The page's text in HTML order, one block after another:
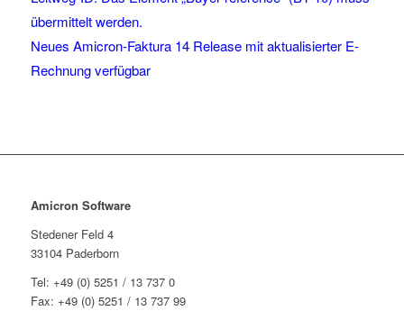
übermittelt werden.
Neues Amicron-Faktura 14 Release mit aktualisierter E-
Rechnung verfügbar
Amicron Software
Stedener Feld 4
33104 Paderborn
Tel: +49 (0) 5251 / 13 737 0
Fax: +49 (0) 5251 / 13 737 99